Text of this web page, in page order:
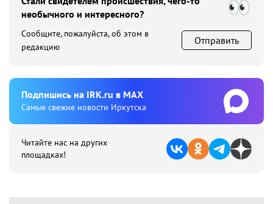
необычного и интересного?
Сообщите, пожалуйста, об этом в
редакцию
Отправить
Подпишиcь на IRK.ru в MAX
Cамые свежие новости Иркутска
Читайте нас на других
площадках!